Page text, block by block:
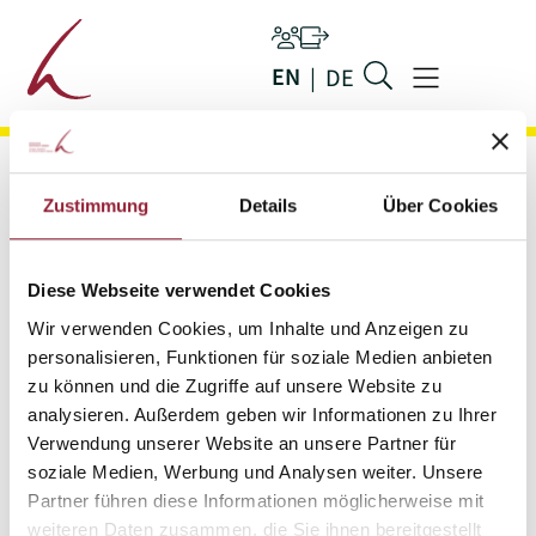
Zustimmung Details Über Cookies
Diese Webseite verwendet Cookies
Wir verwenden Cookies, um Inhalte und Anzeigen zu
personalisieren, Funktionen für soziale Medien anbieten
zu können und die Zugriffe auf unsere Website zu
analysieren. Außerdem geben wir Informationen zu Ihrer
Verwendung unserer Website an unsere Partner für
soziale Medien, Werbung und Analysen weiter. Unsere
Partner führen diese Informationen möglicherweise mit
weiteren Daten zusammen, die Sie ihnen bereitgestellt
Jump to main content
Main navigation
Persons
Ilias
EN DE Menu